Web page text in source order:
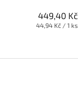
449,40 Kč
Měrná
44,94 Kč / 1 ks